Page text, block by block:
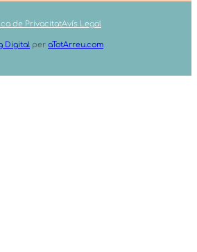
de PrivacitatAvís Legal
Digital per aTotArreu.com